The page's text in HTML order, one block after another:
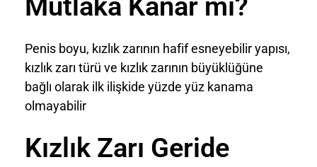
Penis boyu, kızlık zarının hafif esneyebilir yapısı,
kızlık zarı türü ve kızlık zarının büyüklüğüne
bağlı olarak ilk ilişkide yüzde yüz kanama
olmayabilir
Kızlık Zarı Geride